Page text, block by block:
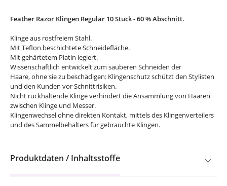
Feather Razor Klingen Regular 10 Stück - 60 % Abschnitt.
Klinge aus rostfreiem Stahl.
Mit Teflon beschichtete Schneidefläche.
Mit gehärtetem Platin legiert.
Wissenschaftlich entwickelt zum sauberen Schneiden der
Haare, ohne sie zu beschädigen: Klingenschutz schützt den Stylisten
und den Kunden vor Schnittrisiken.
Nicht rückhaltende Klinge verhindert die Ansammlung von Haaren
zwischen Klinge und Messer.
Klingenwechsel ohne direkten Kontakt, mittels des Klingenverteilers
und des Sammelbehälters für gebrauchte Klingen.
Produktdaten / Inhaltsstoffe